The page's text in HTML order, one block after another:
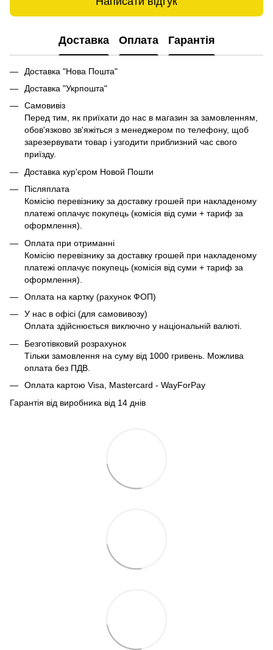
Доставка Оплата Гарантія
Доставка "Нова Пошта"
Доставка "Укрпошта"
Самовивіз
Перед тим, як приїхати до нас в магазин за замовленням,
обов'язково зв'яжіться з менеджером по телефону, щоб
зарезервувати товар і узгодити приблизний час свого
приїзду.
Доставка кур'єром Новой Пошти
Післяплата
Комісію перевізнику за доставку грошей при накладеному
платежі оплачує покупець (комісія від суми + тариф за
оформлення).
Оплата при отриманні
Комісію перевізнику за доставку грошей при накладеному
платежі оплачує покупець (комісія від суми + тариф за
оформлення).
Оплата на картку (рахунок ФОП)
У нас в офісі (для самовивозу)
Оплата здійснюється виключно у національній валюті.
Безготівковий розрахунок
Тільки замовлення на суму від 1000 гривень. Можлива
оплата без ПДВ.
Оплата картою Visa, Mastercard - WayForPay
Гарантія від виробника від 14 днів